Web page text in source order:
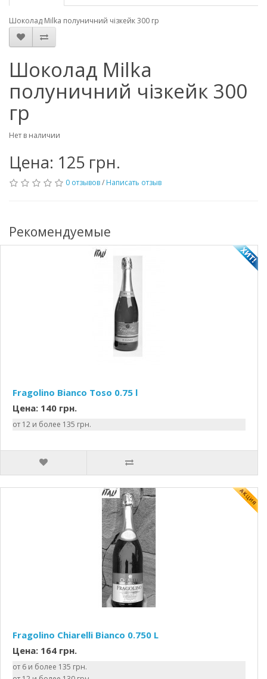
Шоколад Milka полуничний чізкейк 300 гр
Шоколад Milka
полуничний чізкейк 300
гр
Нет в наличии
Цена: 125 грн.
0 отзывов/ Написать отзыв
Рекомендуемые
Fragolino Bianco Toso 0.75 l
Цена: 140 грн.
от 12 и более 135 грн.
Fragolino Chiarelli Bianco 0.750 L
Цена: 164 грн.
от 6 и более 135 грн.